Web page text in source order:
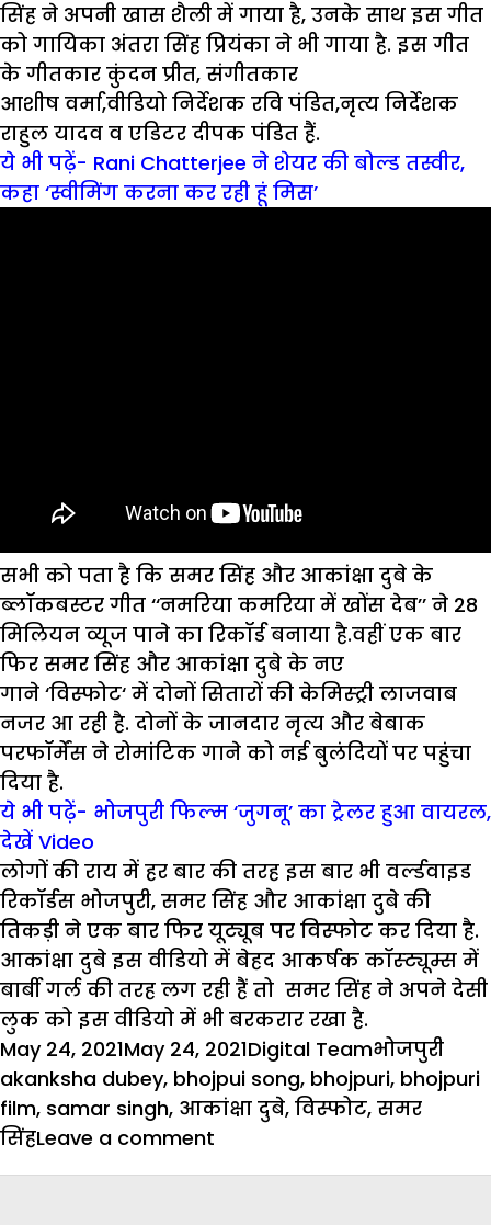
सिंह ने अपनी खास शैली में गाया है, उनके साथ इस गीत
को गायिका अंतरा सिंह प्रियंका ने भी गाया है. इस गीत
के गीतकार कुंदन प्रीत, संगीतकार
आशीष वर्मा,वीडियो निर्देशक रवि पंडित,नृत्य निर्देशक
राहुल यादव व एडिटर दीपक पंडित हैं.
ये भी पढ़ें- Rani Chatterjee ने शेयर की बोल्ड तस्वीर,
कहा ‘स्वीमिंग करना कर रही हूं मिस’
सभी को पता है कि समर सिंह और आकांक्षा दुबे के
ब्लॉकबस्टर गीत ‘‘नमरिया कमरिया में खोंस देब’’ ने 28
मिलियन व्यूज पाने का रिकॉर्ड बनाया है.वहीं एक बार
फिर समर सिंह और आकांक्षा दुबे के नए
गाने ‘विस्फोट‘ में दोनों सितारों की केमिस्ट्री लाजवाब
नजर आ रही है. दोनों के जानदार नृत्य और बेबाक
परफॉर्मेंस ने रोमांटिक गाने को नई बुलंदियों पर पहुंचा
दिया है.
ये भी पढ़ें- भोजपुरी फिल्म ‘जुगनू’ का ट्रेलर हुआ वायरल,
देखें Video
लोगों की राय में हर बार की तरह इस बार भी वर्ल्डवाइड
रिकॉर्डस भोजपुरी, समर सिंह और आकांक्षा दुबे की
तिकड़ी ने एक बार फिर यूट्यूब पर विस्फोट कर दिया है.
आकांक्षा दुबे इस वीडियो में बेहद आकर्षक कॉस्ट्यूम्स में
बार्बी गर्ल की तरह लग रही हैं तो समर सिंह ने अपने देसी
लुक को इस वीडियो में भी बरकरार रखा है.
Posted
on
May 24, 2021May 24, 2021Author
Digital TeamCategories
भोजपुरीTags
akanksha dubey, bhojpui song, bhojpuri, bhojpuri
film, samar singh, आकांक्षा दुबे, विस्फोट, समर
सिंहLeave a comment